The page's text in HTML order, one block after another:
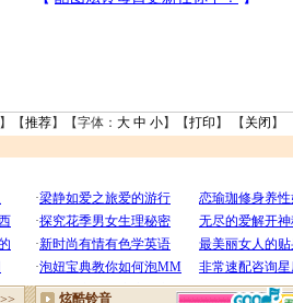
】【推荐】【字体： 大 中 小】【打印 】 【 关闭 】